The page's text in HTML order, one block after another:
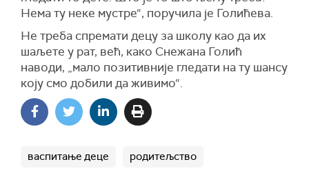
Нема ту неке мустре“, поручила је Голићева.
Не треба спремати децу за школу као да их
шаљете у рат, већ, како Снежана Голић
наводи, „мало позитивније гледати на ту шансу
коју смо добили да живимо“.
васпитање деце родитељство